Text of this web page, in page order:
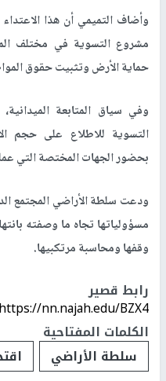
وأضاف التميمي أن هذا
مشروع التسوية في مختلف
حماية الأرض وتثبيت حقوق
وفي سياق المتابعة
التسوية للاطلاع على حجم
بحضور الجهات المختصة التي
ودعت سلطة الأراضي المجتمع
مسؤولياتها تجاه ما وصفته
وقفها ومحاسبة مرتكبيها.
رابط قصير
https://nn.najah.edu/BZX4/
الكلمات المفتاحية
سلطة الأراضي